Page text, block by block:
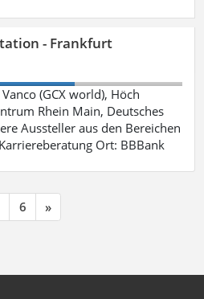
- Frankfurt
(GCX world), Höch
Rhein Main, Deutsches
Aussteller aus den Bereichen
Ort: BBBank
6 »